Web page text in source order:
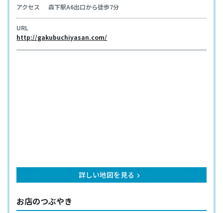
アクセス 森下駅A6出口から徒歩7分
URL
http://gakubuchiyasan.com/
詳しい地図を見る keyboard_arrow_right
お店のつぶやき